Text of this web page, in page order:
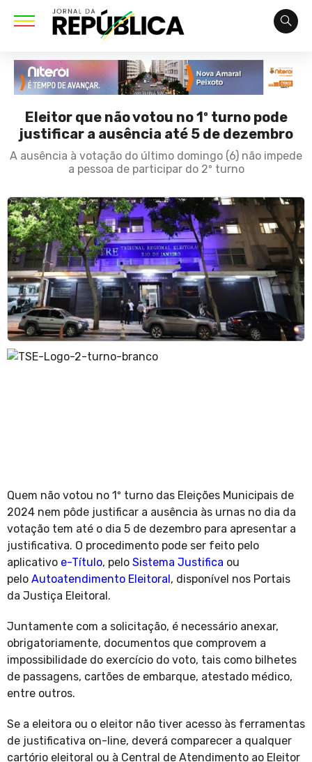
Eleitor que não votou no 1º turno pode
justificar a ausência até 5 de dezembro
A ausência à votação do último domingo (6) não impede
a pessoa de participar do 2º turno
Quem não votou no 1º turno das Eleições Municipais de
2024 nem pôde justificar a ausência às urnas no dia da
votação tem até o dia 5 de dezembro para apresentar a
justificativa. O procedimento pode ser feito pelo
aplicativo e-Título, pelo Sistema Justifica ou
pelo Autoatendimento Eleitoral , disponível nos Portais
da Justiça Eleitoral.
Juntamente com a solicitação, é necessário anexar,
obrigatoriamente, documentos que comprovem a
impossibilidade do exercício do voto, tais como bilhetes
de passagens, cartões de embarque, atestado médico,
entre outros.
Se a eleitora ou o eleitor não tiver acesso às ferramentas
de justificativa on-line, deverá comparecer a qualquer
cartório eleitoral ou à Central de Atendimento ao Eleitor